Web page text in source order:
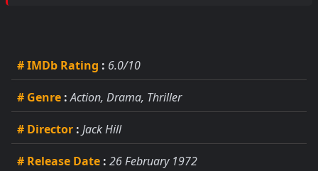
# IMDb Rating : 6.0/10
# Genre : Action, Drama, Thriller
# Director : Jack Hill
# Release Date : 26 February 1972